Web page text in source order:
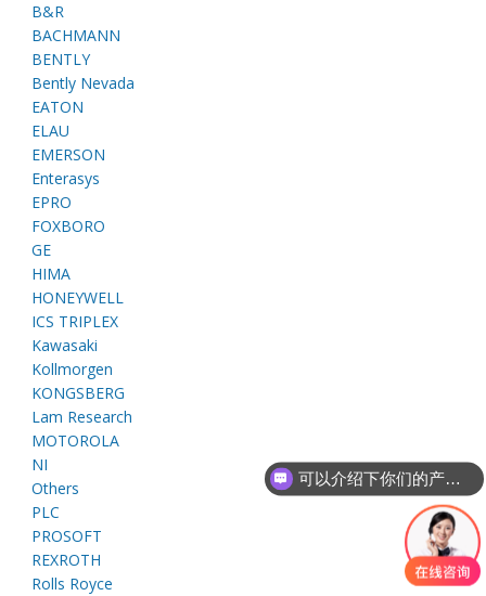
B&R
BACHMANN
BENTLY
Bently Nevada
EATON
ELAU
EMERSON
Enterasys
EPRO
FOXBORO
GE
HIMA
HONEYWELL
ICS TRIPLEX
Kawasaki
Kollmorgen
KONGSBERG
Lam Research
MOTOROLA
NI
Others
PLC
PROSOFT
REXROTH
Rolls Royce
可以介绍下你们的产品么